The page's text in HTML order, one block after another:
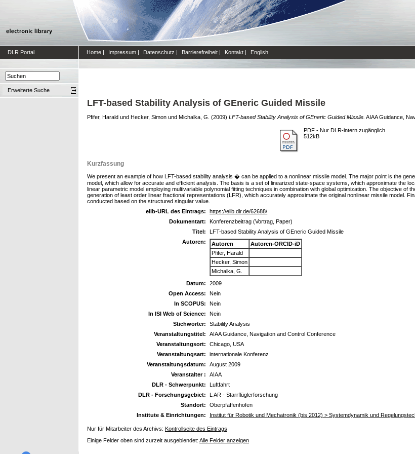
DLR Portal Home | Impressum | Datenschutz | Barrierefreiheit | Kontakt | English
Erweiterte Suche
LFT-based Stability Analysis of GEneric Guided Missile
Pfifer, Harald und Hecker, Simon und Michalka, G. (2009) LFT-based Stability Analysis of GEneric Guided Missile. AIAA Guidance,
PDF- Nur DLR-intern zugänglich
512kB
Kurzfassung
We present an example of how LFT-based stability analysis � can be applied to a nonlinear missile model. The major point is the
model, which allow for accurate and efficient analysis. The basis is a set of linearized state-space systems, which approximate the
linear parametric model employing multivariable polynomial fitting techniques in combination with global optimization. The objective of
generation of least order linear fractional representations (LFR), which accurately approximate the original nonlinear missile model.
conducted based on the structured singular value.
elib-URL des Eintrags:
https://elib.dlr.de/62688/
Dokumentart:
Konferenzbeitrag (Vortrag, Paper)
Titel:
LFT-based Stability Analysis of GEneric Guided Missile
Autoren:
Autoren
Autoren-ORCID-iD
Pfifer, Harald
Hecker, Simon
Michalka, G.
Datum:
2009
Open Access:
Nein
In SCOPUS:
Nein
In ISI Web of Science:
Nein
Stichwörter:
Stability Analysis
Veranstaltungstitel:
AIAA Guidance, Navigation and Control Conference
Veranstaltungsort:
Chicago, USA
Veranstaltungsart:
internationale Konferenz
Veranstaltungsdatum:
August 2009
Veranstalter :
AIAA
DLR - Schwerpunkt:
Luftfahrt
DLR - Forschungsgebiet:
L AR - Starrflüglerforschung
Standort:
Oberpfaffenhofen
Institute & Einrichtungen:
Institut für Robotik und Mechatronik (bis 2012) > Systemdynamik und
Nur für Mitarbeiter des Archivs: Kontrollseite des Eintrags
Einige Felder oben sind zurzeit ausgeblendet: Alle Felder anzeigen